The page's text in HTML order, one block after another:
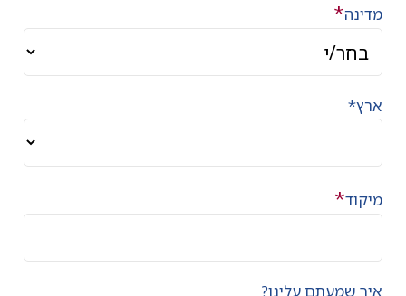
מדינה*
ארץ*
מיקוד*
איך שמעתם עלינו?